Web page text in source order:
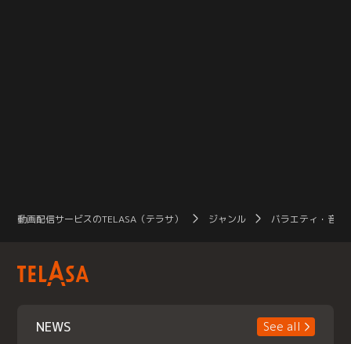
動画配信サービスのTELASA（テラサ） ジャンル バラエティ・音楽
NEWS See all